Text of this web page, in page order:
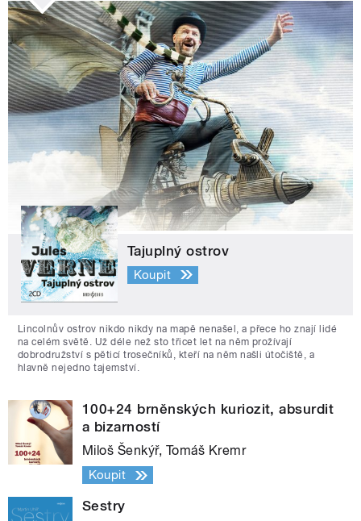
Tajuplný ostrov
Koupit
Lincolnův ostrov nikdo nikdy na mapě nenašel, a přece ho znají lidé
na celém světě. Už déle než sto třicet let na něm prožívají
dobrodružství s pěticí trosečníků, kteří na něm našli útočiště, a
hlavně nejedno tajemství.
100+24 brněnských kuriozit, absurdit
a bizarností
Miloš Šenkýř, Tomáš Kremr
Koupit
Sestry